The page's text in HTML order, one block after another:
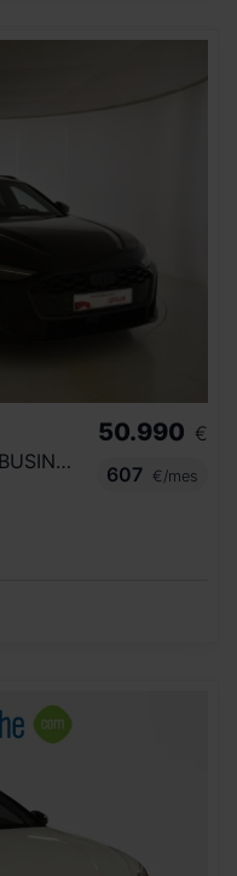
AVANT TDI 150 KW (204 CV) BUSINESS
50.990 €
607
€/mes